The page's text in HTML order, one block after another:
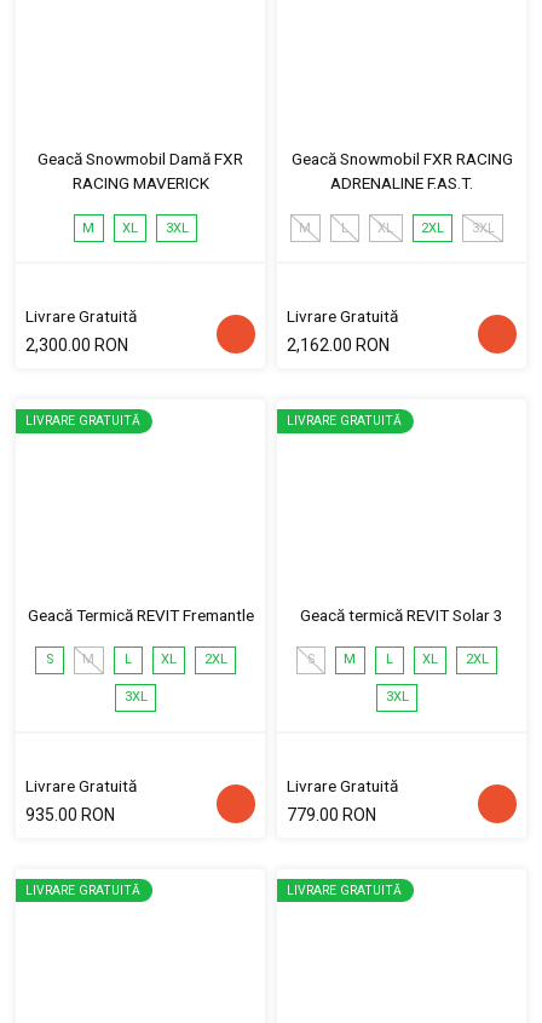
Geacă Snowmobil Damă FXR
RACING MAVERICK
M XL 3XL
Livrare Gratuită
2,300.00 RON
Geacă Snowmobil FXR RACING
ADRENALINE F.AS.T.
M L XL 2XL 3XL
Livrare Gratuită
2,162.00 RON
LIVRARE GRATUITĂ
Geacă Termică REVIT Fremantle
S M L XL 2XL
3XL
Livrare Gratuită
935.00 RON
LIVRARE GRATUITĂ
Geacă termică REVIT Solar 3
S M L XL 2XL
3XL
Livrare Gratuită
779.00 RON
LIVRARE GRATUITĂ LIVRARE GRATUITĂ